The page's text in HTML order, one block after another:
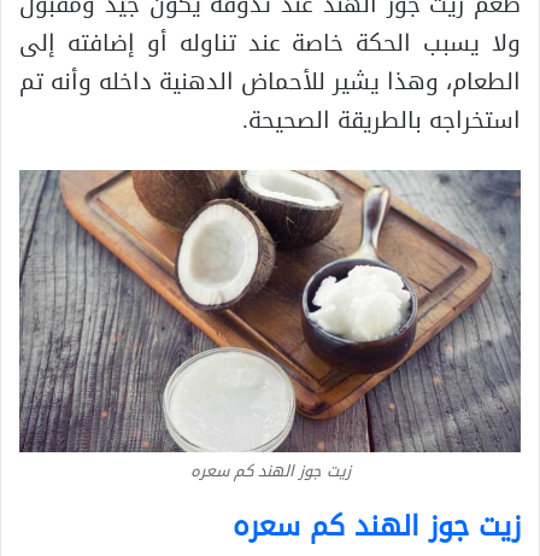
ولا يسبب الحكة خاصة عند تناوله أو إضافته إلى
الطعام، وهذا يشير للأحماض الدهنية داخله وأنه تم
استخراجه بالطريقة الصحيحة.
زيت جوز الهند كم سعره
زيت جوز الهند كم سعره